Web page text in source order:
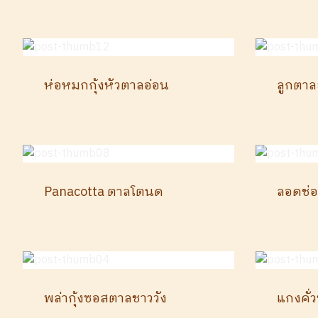
ห่อหมกกุ้งหัวตาลอ่อน ลูกตา
Panacotta ตาลโตนด ลอดช่
พล่ากุ้งซอสตาลชาววัง แกงคั่